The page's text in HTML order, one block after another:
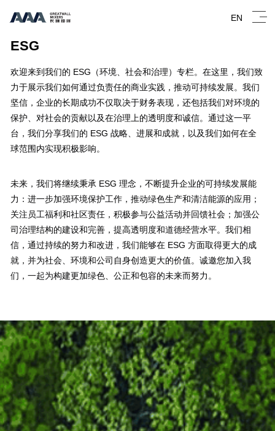
EN
ESG
欢迎来到我们的 ESG（环境、社会和治理）专栏。在这里，我们致
力于展示我们如何通过负责任的商业实践，推动可持续发展。我们
坚信，企业的长期成功不仅取决于财务表现，还包括我们对环境的
保护、对社会的贡献以及在治理上的透明度和诚信。通过这一平
台，我们分享我们的 ESG 战略、进展和成就，以及我们如何在全
球范围内实现积极影响。
未来，我们将继续秉承 ESG 理念，不断提升企业的可持续发展能
力：进一步加强环境保护工作，推动绿色生产和清洁能源的应用；
关注员工福利和社区责任，积极参与公益活动并回馈社会；加强公
司治理结构的建设和完善，提高透明度和道德经营水平。我们相
信，通过持续的努力和改进，我们能够在 ESG 方面取得更大的成
就，并为社会、环境和公司自身创造更大的价值。诚邀您加入我
们，一起为构建更加绿色、公正和包容的未来而努力。